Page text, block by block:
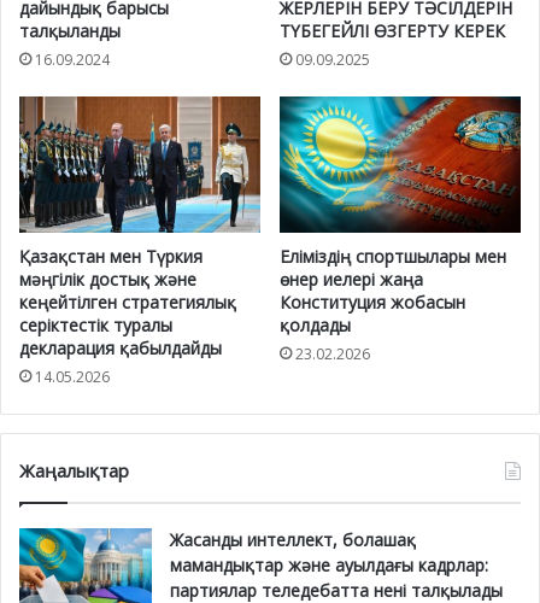
дайындық барысы
талқыланды
16.09.2024
ЖЕРЛЕРІН БЕРУ ТӘСІЛДЕРІН
ТҮБЕГЕЙЛІ ӨЗГЕРТУ КЕРЕК
09.09.2025
Қазақстан мен Түркия
мәңгілік достық және
кеңейтілген стратегиялық
серіктестік туралы
декларация қабылдайды
14.05.2026
Еліміздің спортшылары мен
өнер иелері жаңа
Конституция жобасын
қолдады
23.02.2026
Жаңалықтар
Жасанды интеллект, болашақ
мамандықтар және ауылдағы кадрлар:
партиялар теледебатта нені талқылады